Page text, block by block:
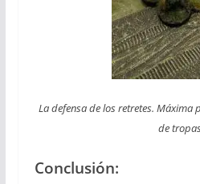
La defensa de los retretes.
de
Conclusión: